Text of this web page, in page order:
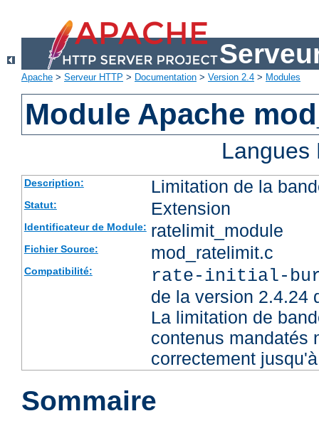
Apache > Serveur HTTP > Documentation > Version 2.4 > Modules
Module Apache
Description: Limitation de la
Statut: Extension
Identificateur de Module: ratelimit_module
Fichier Source: mod_ratelimit.c
Compatibilité: rate-initial-
de la version 2.4.24
La limitation de
contenus mandatés
correctement
Sommaire